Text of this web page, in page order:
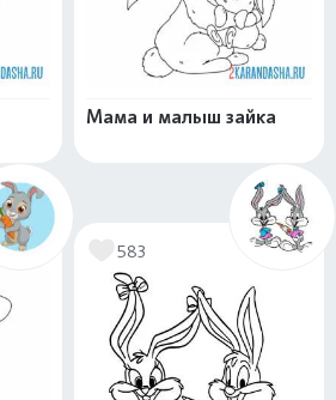
Мама и малыш зайка
583